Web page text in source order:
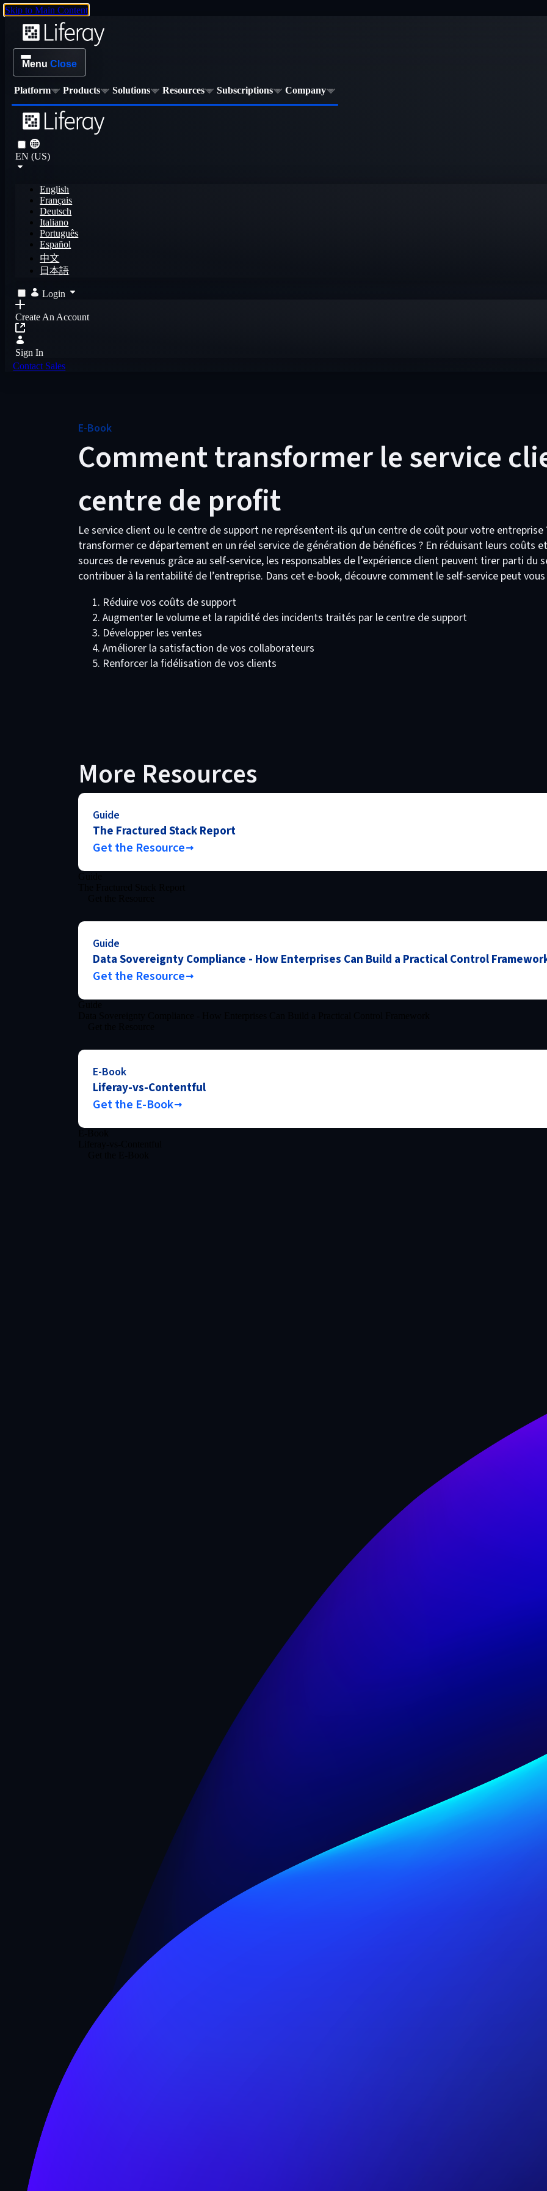
Skip to Main Content
Menu Close
Platform Products Solutions Resources Subscriptions Company
EN (US)
English
Français
Deutsch
Italiano
Português
Español
中文
日本語
Login
Create An Account
Sign In
Contact Sales
E-Book
Comment transformer le service
centre de profit
Le service client ou le centre de support ne représentent-ils qu’un centre de coût pour votre entreprise
transformer ce département en un réel service de génération de bénéfices ? En réduisant leurs coûts
sources de revenus grâce au self-service, les responsables de l’expérience client peuvent tirer parti du
contribuer à la rentabilité de l’entreprise. Dans cet e-book, découvre comment le self-service peut
Réduire vos coûts de support
Augmenter le volume et la rapidité des incidents traités par le centre de support
Développer les ventes
Améliorer la satisfaction de vos collaborateurs
Renforcer la fidélisation de vos clients
More Resources
Guide
The Fractured Stack Report
Get the Resource
Guide
Data Sovereignty Compliance - How Enterprises Can Build a Practical Control
Get the Resource
E-Book
Liferay-vs-Contentful
Get the E-Book